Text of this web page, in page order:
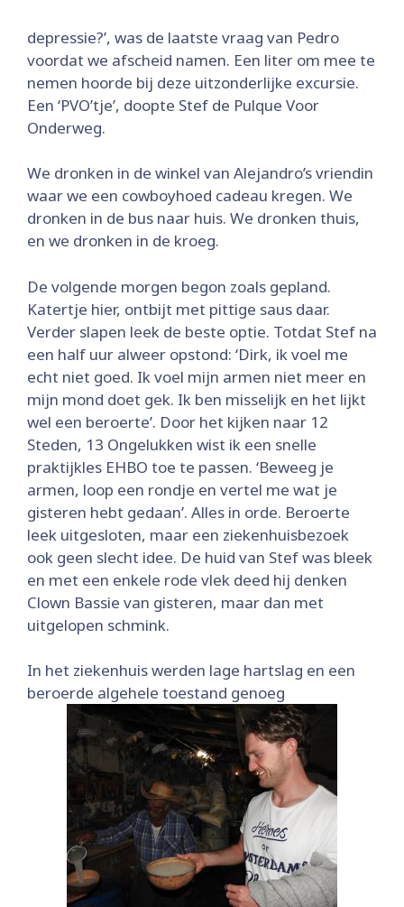
depressie?’, was de laatste vraag van Pedro
voordat we afscheid namen. Een liter om mee te
nemen hoorde bij deze uitzonderlijke excursie.
Een ‘PVO’tje’, doopte Stef de Pulque Voor
Onderweg.
We dronken in de winkel van Alejandro’s vriendin
waar we een cowboyhoed cadeau kregen. We
dronken in de bus naar huis. We dronken thuis,
en we dronken in de kroeg.
De volgende morgen begon zoals gepland.
Katertje hier, ontbijt met pittige saus daar.
Verder slapen leek de beste optie. Totdat Stef na
een half uur alweer opstond: ‘Dirk, ik voel me
echt niet goed. Ik voel mijn armen niet meer en
mijn mond doet gek. Ik ben misselijk en het lijkt
wel een beroerte’. Door het kijken naar 12
Steden, 13 Ongelukken wist ik een snelle
praktijkles EHBO toe te passen. ‘Beweeg je
armen, loop een rondje en vertel me wat je
gisteren hebt gedaan’. Alles in orde. Beroerte
leek uitgesloten, maar een ziekenhuisbezoek
ook geen slecht idee. De huid van Stef was bleek
en met een enkele rode vlek deed hij denken
Clown Bassie van gisteren, maar dan met
uitgelopen schmink.
In het ziekenhuis werden lage hartslag en een
beroerde algehele toestand genoeg